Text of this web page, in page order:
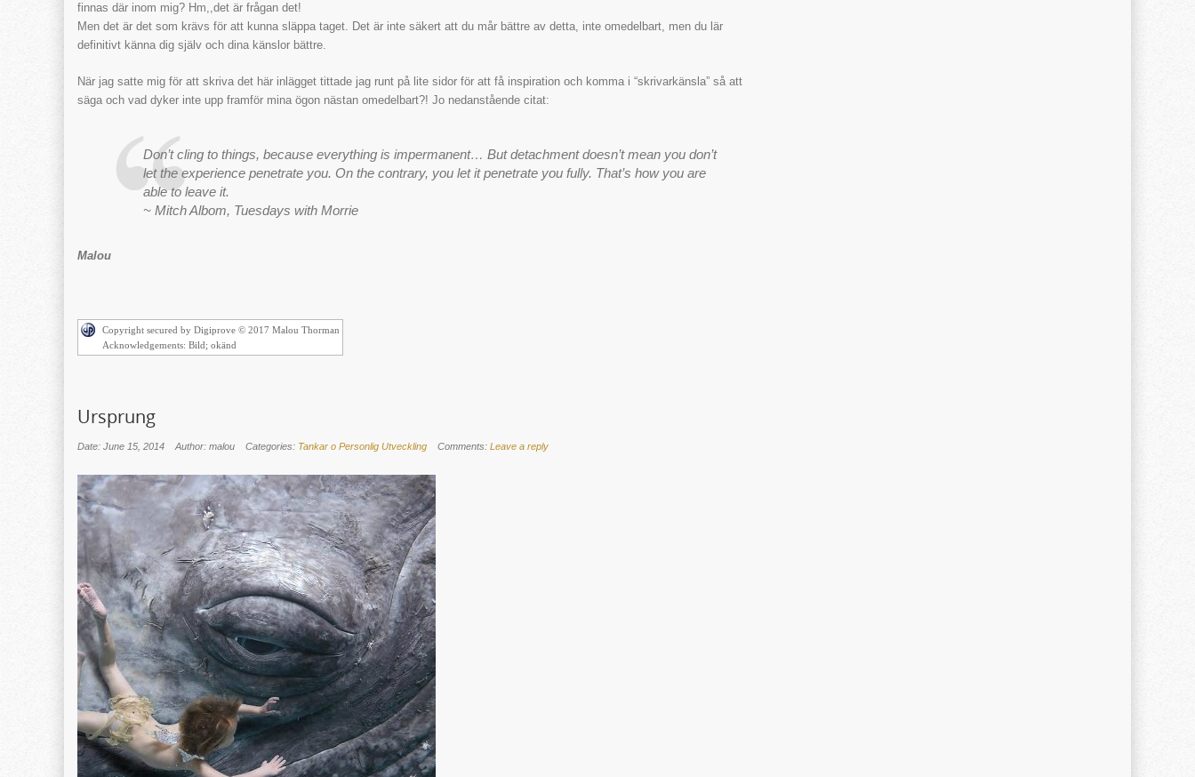
finnas där inom mig? Hm,,det är frågan det!
Men det är det som krävs för att kunna släppa taget. Det är inte säkert att du mår bättre av detta, inte omedelbart, men du lär
definitivt känna dig själv och dina känslor bättre.
När jag satte mig för att skriva det här inlägget tittade jag runt på lite sidor för att få inspiration och komma i “skrivarkänsla” så att
säga och vad dyker inte upp framför mina ögon nästan omedelbart?! Jo nedanstående citat:
Don’t cling to things, because everything is impermanent… But detachment doesn’t mean you don’t
let the experience penetrate you. On the contrary, you let it penetrate you fully. That’s how you are
able to leave it.
~ Mitch Albom, Tuesdays with Morrie
Malou
Copyright secured by Digiprove © 2017 Malou Thorman
Acknowledgements: Bild; okänd
Ursprung
Date: June 15, 2014 Author: malou Categories: Tankar o Personlig Utveckling Comments: Leave a reply